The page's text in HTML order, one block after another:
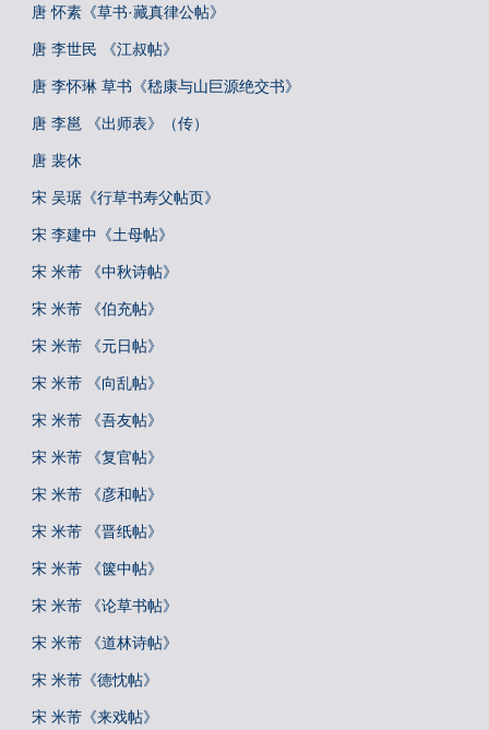
唐 怀素《草书·藏真律公帖》
唐 李世民 《江叔帖》
唐 李怀琳 草书《嵇康与山巨源绝交书》
唐 李邕 《出师表》（传）
唐 裴休
宋 吴琚《行草书寿父帖页》
宋 李建中《土母帖》
宋 米芾 《中秋诗帖》
宋 米芾 《伯充帖》
宋 米芾 《元日帖》
宋 米芾 《向乱帖》
宋 米芾 《吾友帖》
宋 米芾 《复官帖》
宋 米芾 《彦和帖》
宋 米芾 《晋纸帖》
宋 米芾 《箧中帖》
宋 米芾 《论草书帖》
宋 米芾 《道林诗帖》
宋 米芾《德忱帖》
宋 米芾《来戏帖》